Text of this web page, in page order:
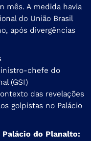
mês. A medida havia
do União Brasil
após divergências
chefe do
(GSI)
das revelações
golpistas no Palácio
do Planalto: